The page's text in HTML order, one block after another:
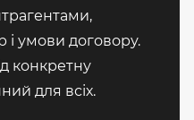
умови договору.
конкретну
для всіх.